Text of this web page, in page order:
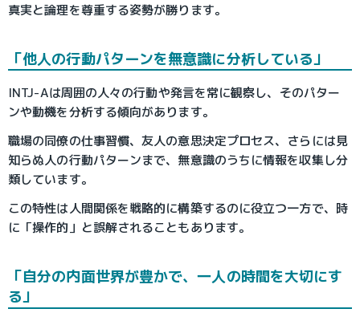
真実と論理を尊重する姿勢が勝ります。
「他人の行動パターンを無意識に分析している」
INTJ-Aは周囲の人々の行動や発言を常に観察し、そのパター
ンや動機を分析する傾向があります。
職場の同僚の仕事習慣、友人の意思決定プロセス、さらには見
知らぬ人の行動パターンまで、無意識のうちに情報を収集し分
類しています。
この特性は人間関係を戦略的に構築するのに役立つ一方で、時
に「操作的」と誤解されることもあります。
「自分の内面世界が豊かで、一人の時間を大切にす
る」